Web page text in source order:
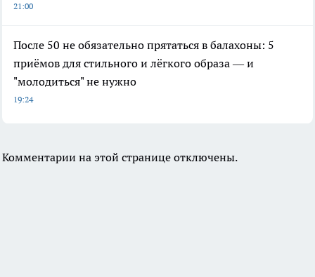
21:00
После 50 не обязательно прятаться в балахоны: 5
приёмов для стильного и лёгкого образа — и
"молодиться" не нужно
19:24
Комментарии на этой странице отключены.